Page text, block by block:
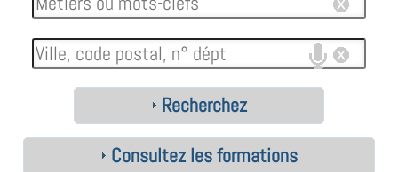
Recherchez
Consultez les formations